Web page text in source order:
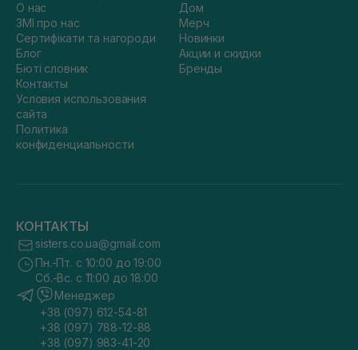
О нас
ЗМІ про нас
Сертифікати та нагороди
Блог
Бюті словник
Контакты
Условия использования
сайта
Политика
конфиденциальности
Дом
Мерч
Новинки
Акции и скидки
Бренды
КОНТАКТЫ
sisters.co.ua@gmail.com
Пн.-Пт. с 10:00 до 19:00
Сб.-Вс. с 11:00 до 18:00
Менеджер
+38 (097) 612-54-81
+38 (097) 788-12-88
+38 (097) 983-41-20